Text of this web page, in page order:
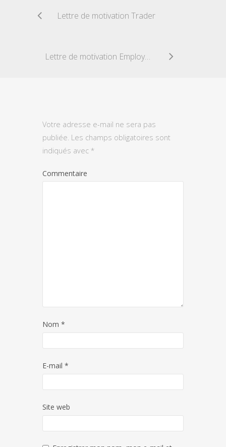
Lettre de motivation Trader
Lettre de motivation Employé pressing
Votre adresse e-mail ne sera pas
publiée. Les champs obligatoires sont
indiqués avec *
Commentaire
Nom *
E-mail *
Site web